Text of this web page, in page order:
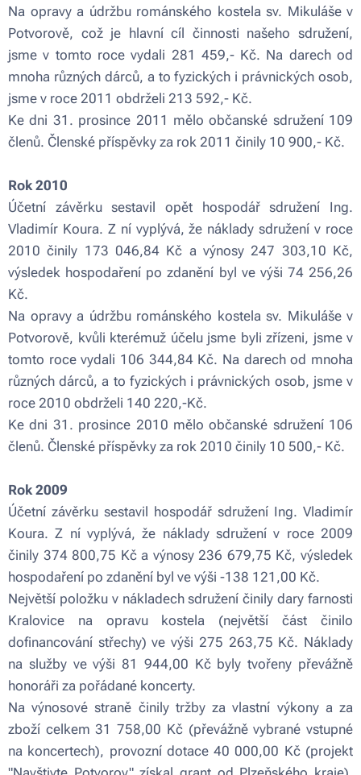
Na opravy a údržbu románského kostela sv. Mikuláše v
Potvorově, což je hlavní cíl činnosti našeho sdružení,
jsme v tomto roce vydali 281 459,- Kč. Na darech od
mnoha různých dárců, a to fyzických i právnických osob,
jsme v roce 2011 obdrželi 213 592,- Kč.
Ke dni 31. prosince 2011 mělo občanské sdružení 109
členů. Členské příspěvky za rok 2011 činily 10 900,- Kč.
Rok 2010
Účetní závěrku sestavil opět hospodář sdružení Ing.
Vladimír Koura. Z ní vyplývá, že náklady sdružení v roce
2010 činily 173 046,84 Kč a výnosy 247 303,10 Kč,
výsledek hospodaření po zdanění byl ve výši 74 256,26
Kč.
Na opravy a údržbu románského kostela sv. Mikuláše v
Potvorově, kvůli kterémuž účelu jsme byli zřízeni, jsme v
tomto roce vydali 106 344,84 Kč. Na darech od mnoha
různých dárců, a to fyzických i právnických osob, jsme v
roce 2010 obdrželi 140 220,-Kč.
Ke dni 31. prosince 2010 mělo občanské sdružení 106
členů. Členské příspěvky za rok 2010 činily 10 500,- Kč.
Rok 2009
Účetní závěrku sestavil hospodář sdružení Ing. Vladimír
Koura. Z ní vyplývá, že náklady sdružení v roce 2009
činily 374 800,75 Kč a výnosy 236 679,75 Kč, výsledek
hospodaření po zdanění byl ve výši -138 121,00 Kč.
Největší položku v nákladech sdružení činily dary farnosti
Kralovice na opravu kostela (největší část činilo
dofinancování střechy) ve výši 275 263,75 Kč. Náklady
na služby ve výši 81 944,00 Kč byly tvořeny převážně
honoráři za pořádané koncerty.
Na výnosové straně činily tržby za vlastní výkony a za
zboží celkem 31 758,00 Kč (převážně vybrané vstupné
na koncertech), provozní dotace 40 000,00 Kč (projekt